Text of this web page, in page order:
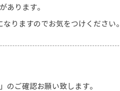
あります。
りますのでお気をつけください。
」のご確認お願い致します。